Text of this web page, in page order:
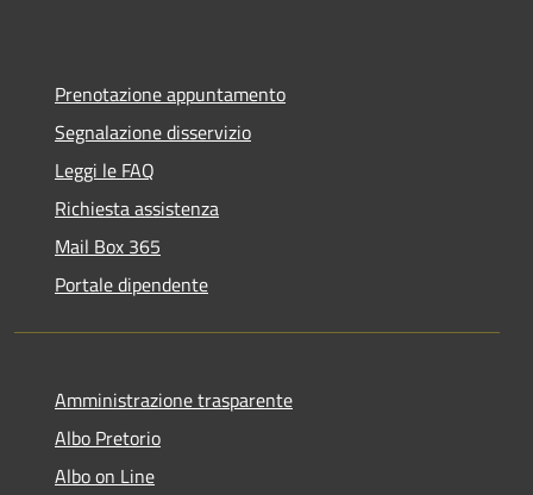
Prenotazione appuntamento
Segnalazione disservizio
Leggi le FAQ
Richiesta assistenza
Mail Box 365
Portale dipendente
Amministrazione trasparente
Albo Pretorio
Albo on Line